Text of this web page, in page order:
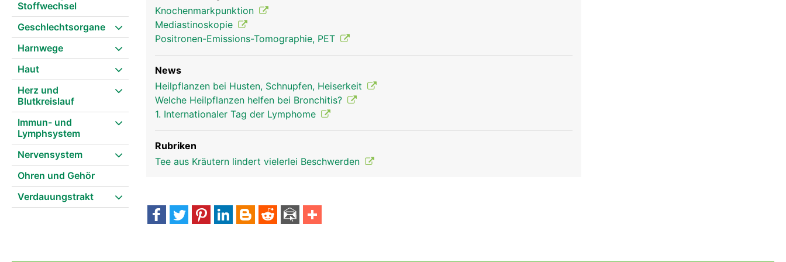
Stoffwechsel
Geschlechtsorgane
Harnwege
Haut
Herz und
Blutkreislauf
Immun- und
Lymphsystem
Nervensystem
Ohren und Gehör
Verdauungstrakt
Thymusdrüse Frau Thymusdrüse Mann
Knochenmarkpunktion
Mediastinoskopie
Positronen-Emissions-Tomographie, PET
News
Heilpflanzen bei Husten, Schnupfen, Heiserkeit
Welche Heilpflanzen helfen bei Bronchitis?
1. Internationaler Tag der Lymphome
Rubriken
Tee aus Kräutern lindert vielerlei Beschwerden